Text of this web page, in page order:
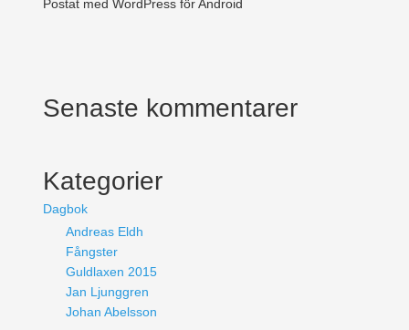
Postat med WordPress för Android
Senaste kommentarer
Kategorier
Dagbok
Andreas Eldh
Fångster
Guldlaxen 2015
Jan Ljunggren
Johan Abelsson